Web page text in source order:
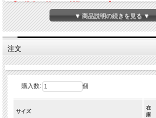
【ご注文の前にご確認ください】
こちらの商品は、予約販売となります。
商品は、4、5日後の入荷を予定しております
発送させて頂きます。
※こちらの商品と一緒にご注文された商品は、
の発送となります。お急ぎの商品と一緒にご
注意下さい。
ただきますよう、お願い申し上げます。
▼ 商品説明の続きを見る ▼
注文
購入数: 個
サイズ
在
庫